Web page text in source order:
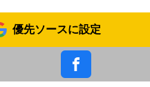
優先ソースに設定